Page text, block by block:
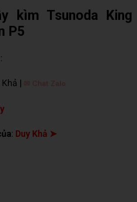
kìm Tsunoda King
P5
:
Khả |
: Duy Khả ➤